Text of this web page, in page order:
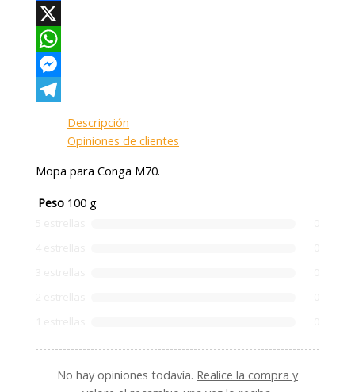
Facebook
X
WhatsApp
Messenger
Descripción
Opiniones de clientes
Mopa para Conga M70.
Peso 100 g
No hay opiniones todavía. Realice la compra y